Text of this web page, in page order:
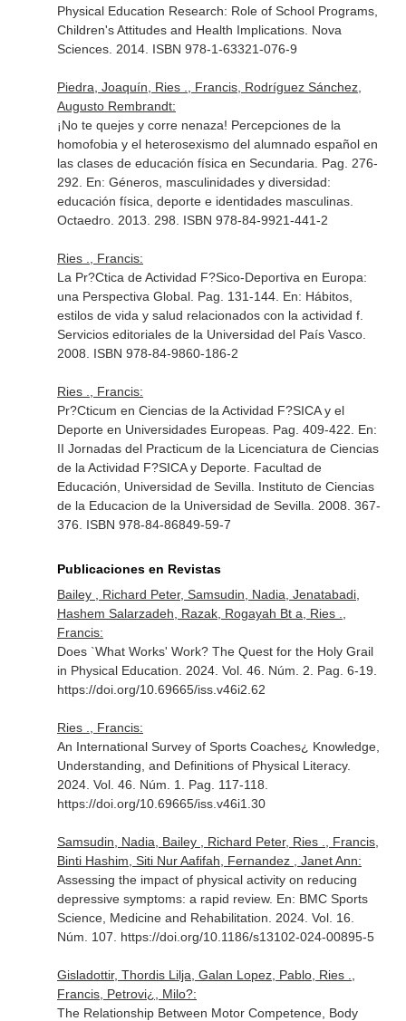
Physical Education Research: Role of School Programs,
Children's Attitudes and Health Implications. Nova
Sciences. 2014. ISBN 978-1-63321-076-9
Piedra, Joaquín, Ries ., Francis, Rodríguez Sánchez,
Augusto Rembrandt:
¡No te quejes y corre nenaza! Percepciones de la
homofobia y el heterosexismo del alumnado español en
las clases de educación física en Secundaria. Pag. 276-
292. En: Géneros, masculinidades y diversidad:
educación física, deporte e identidades masculinas.
Octaedro. 2013. 298. ISBN 978-84-9921-441-2
Ries ., Francis:
La Pr?Ctica de Actividad F?Sico-Deportiva en Europa:
una Perspectiva Global. Pag. 131-144. En: Hábitos,
estilos de vida y salud relacionados con la actividad f.
Servicios editoriales de la Universidad del País Vasco.
2008. ISBN 978-84-9860-186-2
Ries ., Francis:
Pr?Cticum en Ciencias de la Actividad F?SICA y el
Deporte en Universidades Europeas. Pag. 409-422. En:
II Jornadas del Practicum de la Licenciatura de Ciencias
de la Actividad F?SICA y Deporte. Facultad de
Educación, Universidad de Sevilla. Instituto de Ciencias
de la Educacion de la Universidad de Sevilla. 2008. 367-
376. ISBN 978-84-86849-59-7
Publicaciones en Revistas
Bailey , Richard Peter, Samsudin, Nadia, Jenatabadi,
Hashem Salarzadeh, Razak, Rogayah Bt a, Ries .,
Francis:
Does `What Works' Work? The Quest for the Holy Grail
in Physical Education. 2024. Vol. 46. Núm. 2. Pag. 6-19.
https://doi.org/10.69665/iss.v46i2.62
Ries ., Francis:
An International Survey of Sports Coaches¿ Knowledge,
Understanding, and Definitions of Physical Literacy.
2024. Vol. 46. Núm. 1. Pag. 117-118.
https://doi.org/10.69665/iss.v46i1.30
Samsudin, Nadia, Bailey , Richard Peter, Ries ., Francis,
Binti Hashim, Siti Nur Aafifah, Fernandez , Janet Ann:
Assessing the impact of physical activity on reducing
depressive symptoms: a rapid review. En: BMC Sports
Science, Medicine and Rehabilitation . 2024. Vol. 16.
Núm. 107. https://doi.org/10.1186/s13102-024-00895-5
Gisladottir, Thordis Lilja, Galan Lopez, Pablo, Ries .,
Francis, Petrovi¿, Milo?:
The Relationship Between Motor Competence, Body